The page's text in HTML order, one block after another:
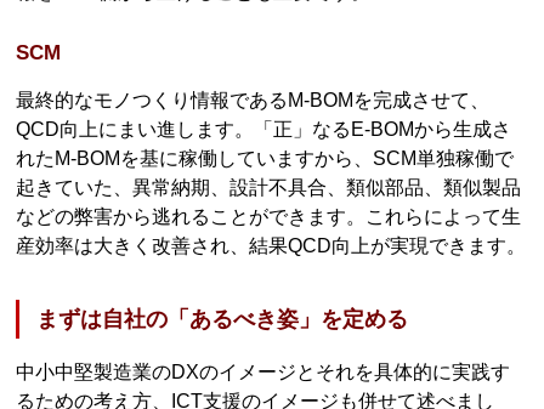
SCM
最終的なモノつくり情報であるM-BOMを完成させて、
QCD向上にまい進します。「正」なるE-BOMから生成さ
れたM-BOMを基に稼働していますから、SCM単独稼働で
起きていた、異常納期、設計不具合、類似部品、類似製品
などの弊害から逃れることができます。これらによって生
産効率は大きく改善され、結果QCD向上が実現できます。
まずは自社の「あるべき姿」を定める
中小中堅製造業のDXのイメージとそれを具体的に実践す
るための考え方、ICT支援のイメージも併せて述べまし